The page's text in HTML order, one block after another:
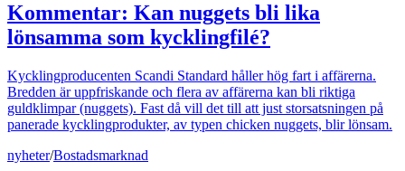
Kommentar: Kan nuggets bli lika
lönsamma som kycklingfilé?
Kycklingproducenten Scandi Standard håller hög fart i affärerna.
Bredden är uppfriskande och flera av affärerna kan bli riktiga
guldklimpar (nuggets). Fast då vill det till att just storsatsningen på
panerade kycklingprodukter, av typen chicken nuggets, blir lönsam.
nyheter/Bostadsmarknad